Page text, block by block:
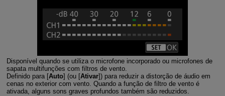
Disponível quando se utiliza o microfone incorporado ou microfones de
sapata multifunções com filtros de vento.
Definido para [Auto] (ou [Ativar]) para reduzir a distorção de áudio em
cenas no exterior com vento. Quando a função de filtro de vento é
ativada, alguns sons graves profundos também são reduzidos.